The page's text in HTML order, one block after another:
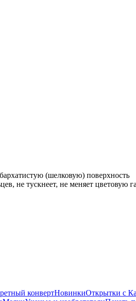
(шелковую) поверхность
не тускнеет, не меняет
конвертНовинкиОткрытки с